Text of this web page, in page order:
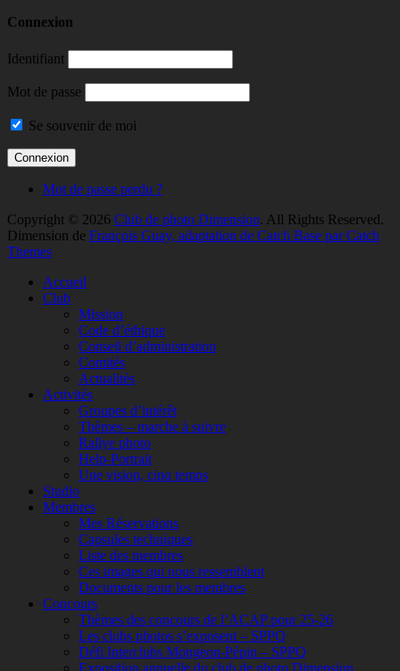
Connexion
Identifiant
Mot de passe
Se souvenir de moi
Mot de passe perdu ?
Copyright © 2026 Club de photo Dimension. All Rights Reserved.
Dimension de François Guay, adaptation de Catch Base par Catch
Themes
remonterAccueil
Club
Mission
Code d’éthique
Conseil d’administration
Comités
Actualités
Activités
Groupes d’intérêt
Thèmes – marche à suivre
Rallye photo
Help-Portrait
Une vision, cinq temps
Studio
Membres
Mes Réservations
Capsules techniques
Liste des membres
Ces images qui nous ressemblent
Documents pour les membres
Concours
Thèmes des concours de l’ACAP pour 25-26
Les clubs photos s’exposent – SPPQ
Défi Interclubs Mongeon-Pépin – SPPQ
Exposition annuelle du club de photo Dimension